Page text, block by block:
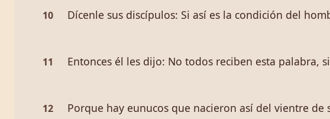
10 Dícenle sus discípulos: Si así es la condición del
11 Entonces él les dijo: No todos reciben esta palabra,
12
Porque hay eunucos que nacieron así del vientre